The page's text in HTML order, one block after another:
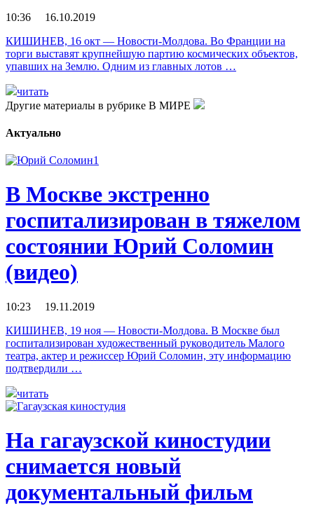
10:36 16.10.2019
КИШИНЕВ, 16 окт — Новости-Молдова. Во Франции на
торги выставят крупнейшую партию космических объектов,
упавших на Землю. Одним из главных лотов …
читать
Другие материалы в рубрике В МИРЕ
Актуально
В Москве экстренно
госпитализирован в тяжелом
состоянии Юрий Соломин
(видео)
10:23 19.11.2019
КИШИНЕВ, 19 ноя — Новости-Молдова. В Москве был
госпитализирован художественный руководитель Малого
театра, актер и режиссер Юрий Соломин, эту информацию
подтвердили …
читать
На гагаузской киностудии
снимается новый
документальный фильм